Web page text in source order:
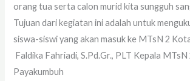
orang tua serta calon murid kita sungguh
Tujuan dari kegiatan ini adalah untuk
siswa-siswi yang akan masuk ke MTsN 2
Faldika Fahriadi, S.Pd.Gr., PLT Kepala
Payakumbuh